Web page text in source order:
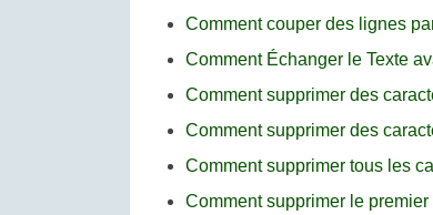
Comment couper des lignes
Comment Échanger le Texte
Comment supprimer des
Comment supprimer des
Comment supprimer tous les
Comment supprimer le